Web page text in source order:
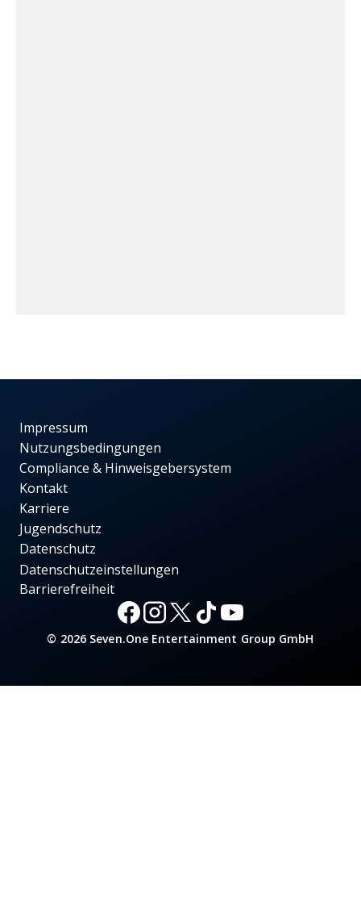
Impressum
Nutzungsbedingungen
Compliance & Hinweisgebersystem
Kontakt
Karriere
Jugendschutz
Datenschutz
Datenschutzeinstellungen
Barrierefreiheit
© 2026 Seven.One Entertainment Group GmbH